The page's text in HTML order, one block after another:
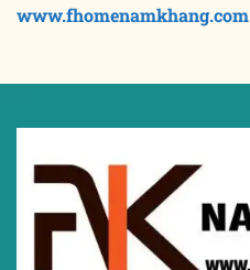
www.fhomenamkhang.com